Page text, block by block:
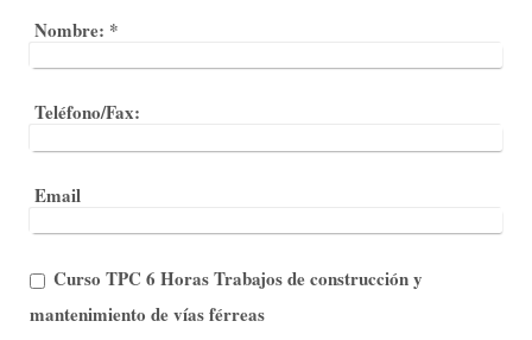
Nombre: *
Teléfono/Fax:
Email
Curso TPC 6 Horas Trabajos de construcción y
mantenimiento de vías férreas